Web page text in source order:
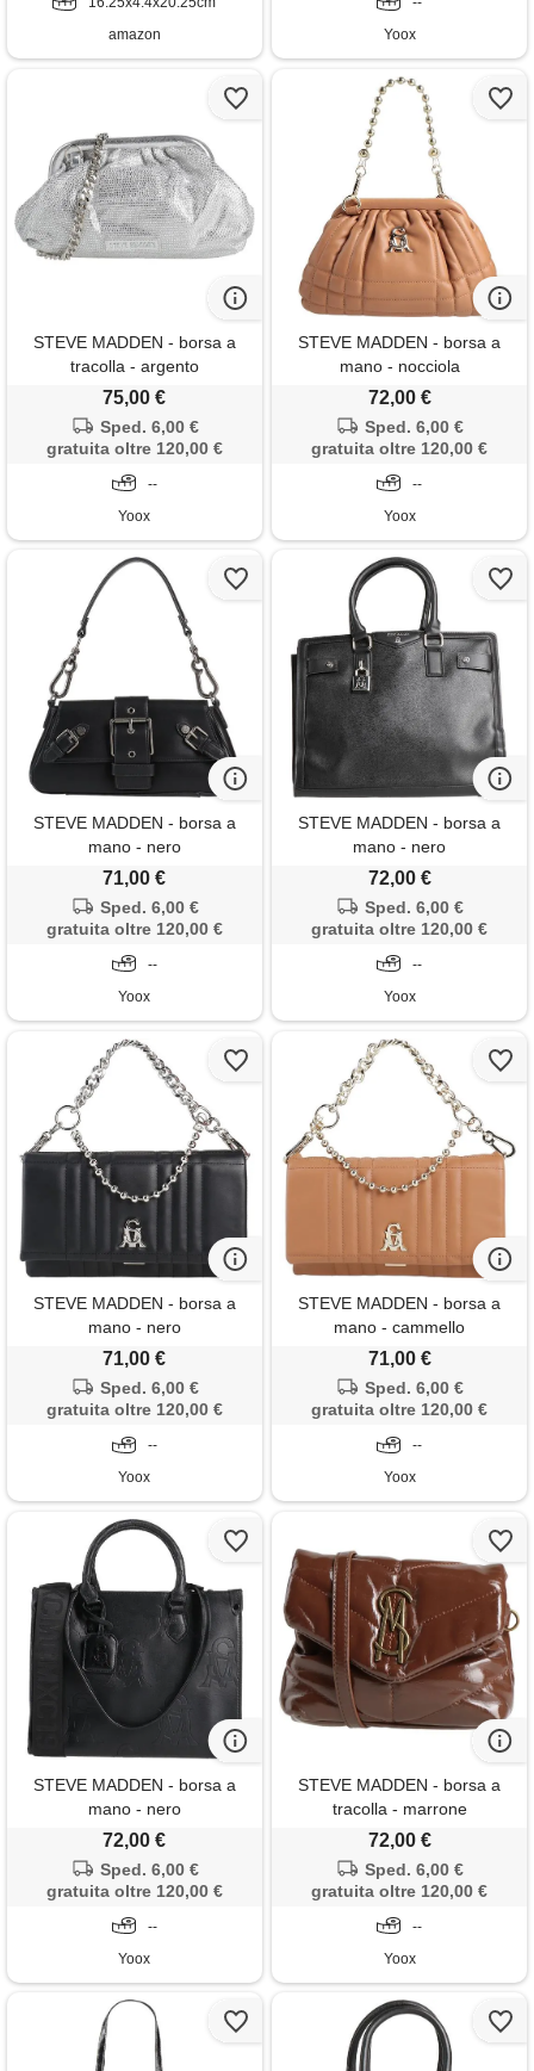
amazon
Yoox
STEVE MADDEN - borsa a
tracolla - argento
75,00 €
Sped. 6,00 €
gratuita oltre 120,00 €
--
Yoox
STEVE MADDEN - borsa a
mano - nocciola
72,00 €
Sped. 6,00 €
gratuita oltre 120,00 €
--
Yoox
STEVE MADDEN - borsa a
mano - nero
71,00 €
Sped. 6,00 €
gratuita oltre 120,00 €
--
Yoox
STEVE MADDEN - borsa a
mano - nero
72,00 €
Sped. 6,00 €
gratuita oltre 120,00 €
--
Yoox
STEVE MADDEN - borsa a
mano - nero
71,00 €
Sped. 6,00 €
gratuita oltre 120,00 €
--
Yoox
STEVE MADDEN - borsa a
mano - cammello
71,00 €
Sped. 6,00 €
gratuita oltre 120,00 €
--
Yoox
STEVE MADDEN - borsa a
mano - nero
72,00 €
Sped. 6,00 €
gratuita oltre 120,00 €
--
Yoox
STEVE MADDEN - borsa a
tracolla - marrone
72,00 €
Sped. 6,00 €
gratuita oltre 120,00 €
--
Yoox